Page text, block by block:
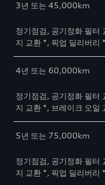
3년 또는 45,000km
정기점검, 공기정화 필터
지 교환 *, 픽업 딜리버리 *
4년 또는 60,000km
정기점검, 공기정화 필터
지 교환 *, 브레이크 오일
5년 또는 75,000km
정기점검, 공기정화 필터
지 교환 *, 픽업 딜리버리 *